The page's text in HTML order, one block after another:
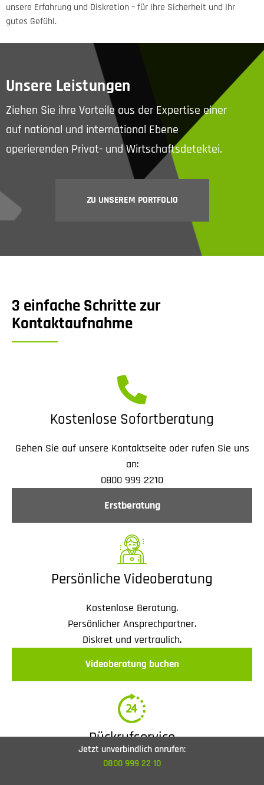
unsere Erfahrung und Diskretion – für Ihre Sicherheit und Ihr
gutes Gefühl.
Unsere Leistungen
Ziehen Sie ihre Vorteile aus der Expertise einer
auf national und international Ebene
operierenden Privat- und Wirtschaftsdetektei.
ZU UNSEREM PORTFOLIO
3 einfache Schritte zur
Kontaktaufnahme
Kostenlose Sofortberatung
Gehen Sie auf unsere Kontaktseite oder rufen Sie uns
an:
0800 999 2210
Erstberatung
Persönliche Videoberatung
Kostenlose Beratung.
Persönlicher Ansprechpartner.
Diskret und vertraulich.
Videoberatung buchen
Rückrufservice
Wann dürfen wir uns bei Ihnen melden? Rückruf
Jetzt unverbindlich anrufen:
0800 999 22 10